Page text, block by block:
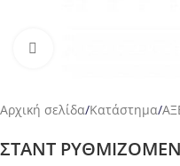
Αρχική σελίδα/Κατάστημα/
ΣΤΑΝΤ